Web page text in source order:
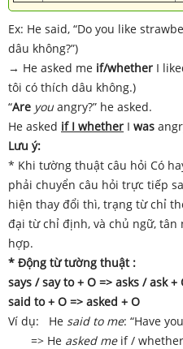
Ex: He said, “Do you like
dâu không?”)
→ He asked me if/whether I
tôi có thích dâu không.)
“Are you angry?” he asked.
He asked if I whether I was
Lưu ý:
* Khi tường thuật câu hỏi Có
phải chuyển câu hỏi trực tiếp
hiện thay đổi thì, trạng từ chỉ
đại từ chỉ định, và chủ ngữ,
hợp.
* Động từ tường thuật :
says / say to + O => asks / ask +
said to + O => asked + O
Ví dụ: He said to me: “Have
=> He asked meif / whether